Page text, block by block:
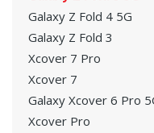
Galaxy Z Fold 4 5G
Galaxy Z Fold 3
Xcover 7 Pro
Xcover 7
Galaxy Xcover 6 Pro
Xcover Pro